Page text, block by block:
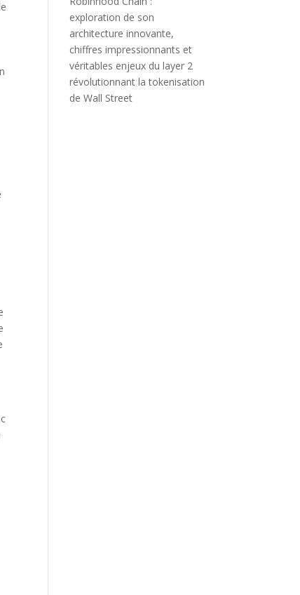
exploration de son
architecture innovante,
chiffres impressionnants et
véritables enjeux du layer 2
révolutionnant la tokenisation
de Wall Street